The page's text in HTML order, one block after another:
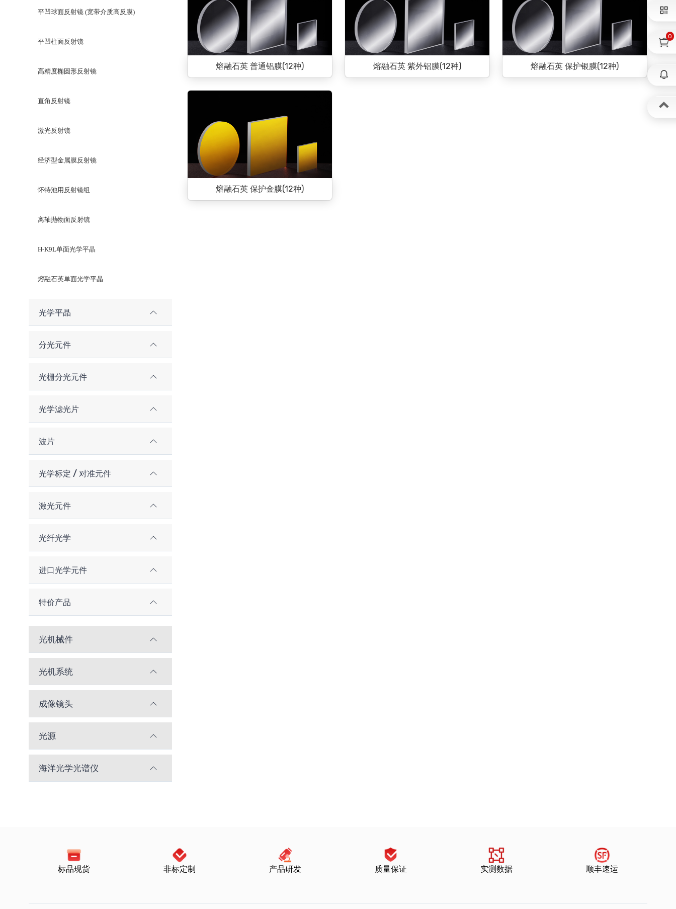
平凹球面反射镜 (宽带介质高反膜)
平凹柱面反射镜
高精度椭圆形反射镜
直角反射镜
激光反射镜
经济型金属膜反射镜
怀特池用反射镜组
离轴抛物面反射镜
H-K9L单面光学平晶
熔融石英单面光学平晶
光学平晶
分光元件
光栅分光元件
光学滤光片
波片
光学标定 / 对准元件
激光元件
光纤光学
进口光学元件
特价产品
光机械件
光机系统
成像镜头
光源
海洋光学光谱仪
熔融石英 普通铝膜(12种) 熔融石英 紫外铝膜(12种) 熔融石英 保护银膜(12种)
熔融石英 保护金膜(12种)
标品现货 非标定制 产品研发 质量保证 实测数据 顺丰速运
0